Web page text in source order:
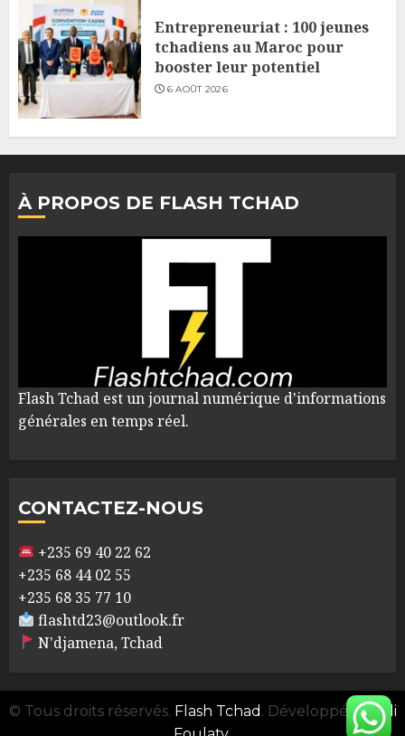
Entrepreneuriat : 100 jeunes
tchadiens au Maroc pour
booster leur potentiel
6 AOÛT 2026
À PROPOS DE FLASH TCHAD
Flash Tchad est un journal numérique d'informations
générales en temps réel.
CONTACTEZ-NOUS
+235 69 40 22 62
+235 68 44 02 55
+235 68 35 77 10
flashtd23@outlook.fr
N'djamena, Tchad
© Tous droits réservés. Flash Tchad . Développé parAli